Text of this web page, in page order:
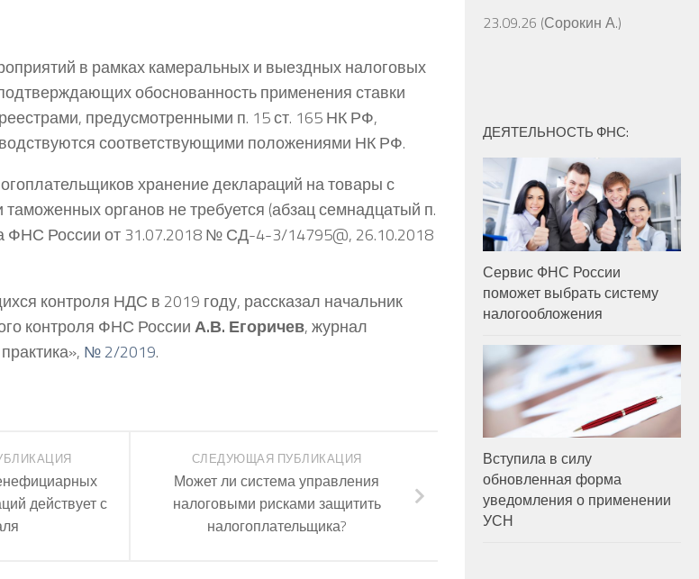
в рамках камеральных и выездных налоговых
обоснованность применения ставки
предусмотренными п. 15 ст. 165 НК РФ,
соответствующими положениями НК РФ.
хранение деклараций на товары с
органов не требуется (абзац семнадцатый п.
ФНС России от 31.07.2018 № СД-4-3/14795@, 26.10.2018
контроля НДС в 2019 году, рассказал начальник
контроля ФНС РоссииА.В. Егоричев, журнал
№ 2/2019.
СЛЕДУЮЩАЯ ПУБЛИКАЦИЯ
Может ли система управления
налоговыми рисками защитить
налогоплательщика?
действует с
23.09.26 (Сорокин А.)
ДЕЯТЕЛЬНОСТЬ ФНС:
Сервис ФНС России
поможет выбрать систему
налогообложения
Вступила в силу
обновленная форма
уведомления о применении
УСН